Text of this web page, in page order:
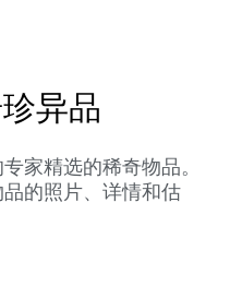
异品
家精选的稀奇物品。
的照片、详情和估